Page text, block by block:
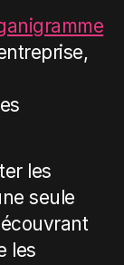
les
seule
les